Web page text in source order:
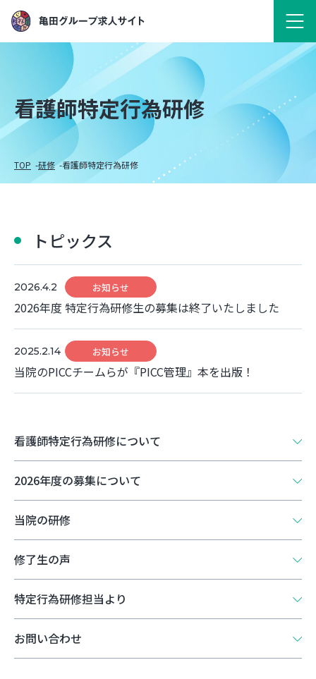
看護師特定行為研修
TOP 研修 看護師特定行為研修
トピックス
2026.4.2 お知らせ
2026年度 特定行為研修生の募集は終了いたしました
2025.2.14 お知らせ
当院のPICCチームらが『PICC管理』本を出版！
看護師特定行為研修について
2026年度の募集について
当院の研修
修了生の声
特定行為研修担当より
お問い合わせ